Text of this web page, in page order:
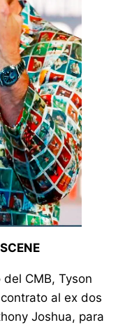
CMB, Tyson
al ex dos
Joshua, para